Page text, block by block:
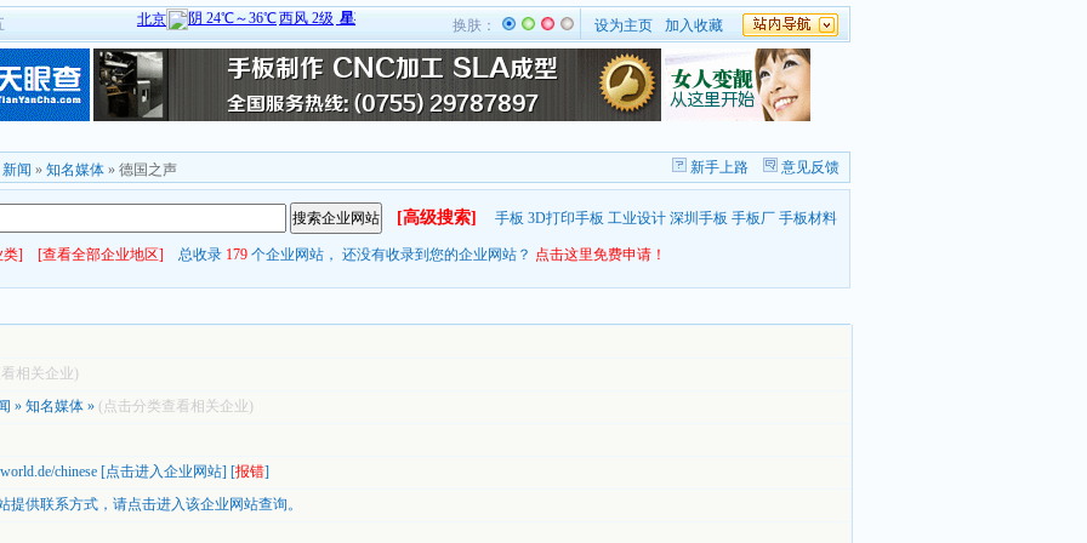
换肤： 设为主页 加入收藏
新闻 » 知名媒体 » 德国之声 新手上路 意见反馈
[高级搜索] 手板 3D打印手板 工业设计 深圳手板 手板厂 手板材料
类] [查看全部企业地区] 总收录 179 个企业网站， 还没有收录到您的企业网站？ 点击这里免费申请！
相关企业)
» 知名媒体 » (点击分类查看相关企业)
chinese [点击进入企业网站] [报错]
提供联系方式， 请点击进入该企业网站查询。